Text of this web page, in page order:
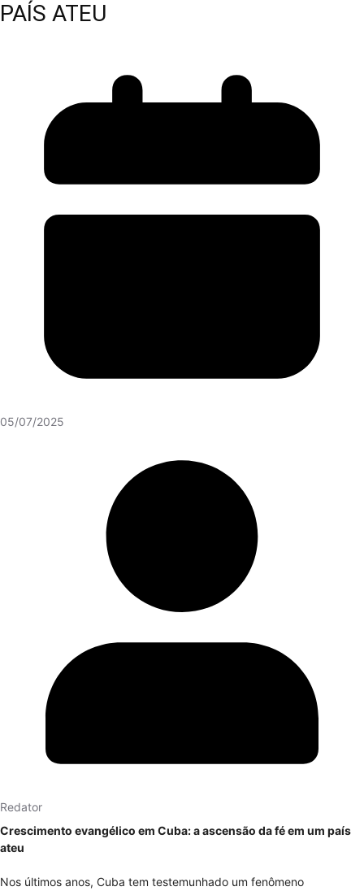
PAÍS ATEU
05/07/2025
Redator
Crescimento evangélico em Cuba: a ascensão da fé em um país
ateu
Nos últimos anos, Cuba tem testemunhado um fenômeno